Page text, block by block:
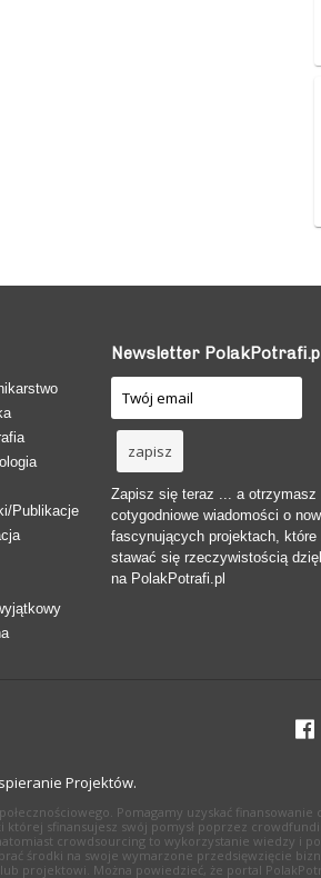
Publikacje
Newsletter PolakPotrafi.pl
Zapisz się teraz ... a otrzymasz
cotygodniowe wiadomości o
fascynujących projektach, które
stawać się rzeczywistością
na PolakPotrafi.pl
Projektów.
Pomagamy uzyskać
sfinansujesz swój pomysł poprzez
crowdsourcing to wykorzystanie wiedzy i
środki na swoje wymarzone przedsięwzięcie
projektowi. Można powiedzieć, że portal